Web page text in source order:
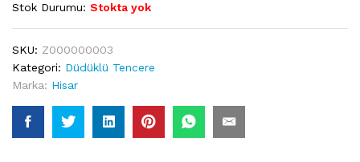
Stok Durumu: Stokta yok
SKU: Z000000003
Kategori: Düdüklü Tencere
Marka: Hisar